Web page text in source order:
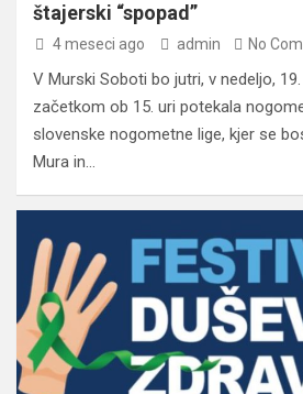
štajerski “spopad”
4 meseci ago admin No
V Murski Soboti bo jutri, v nedeljo,
začetkom ob 15. uri potekala
slovenske nogometne lige, kjer se
Mura in…